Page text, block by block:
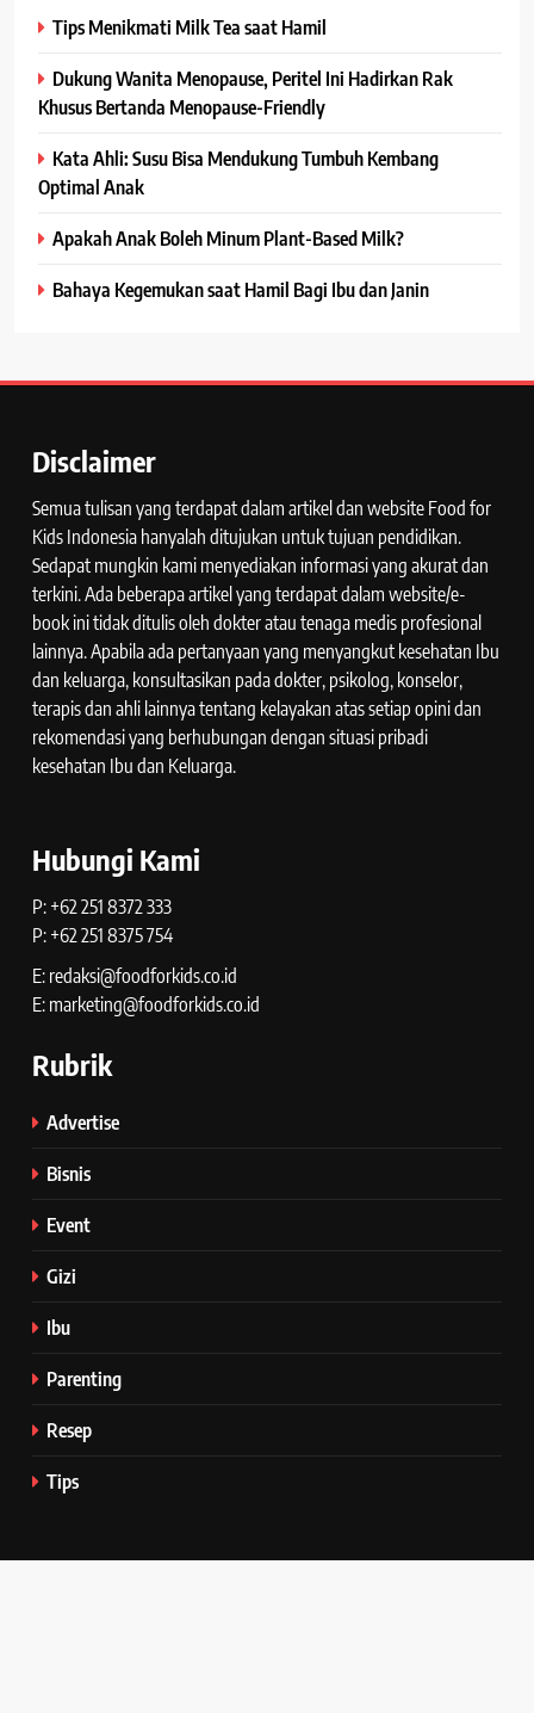
Tips Menikmati Milk Tea saat Hamil
Dukung Wanita Menopause, Peritel Ini Hadirkan Rak
Khusus Bertanda Menopause-Friendly
Kata Ahli: Susu Bisa Mendukung Tumbuh Kembang
Optimal Anak
Apakah Anak Boleh Minum Plant-Based Milk?
Bahaya Kegemukan saat Hamil Bagi Ibu dan Janin
Disclaimer
Semua tulisan yang terdapat dalam artikel dan website Food for
Kids Indonesia hanyalah ditujukan untuk tujuan pendidikan.
Sedapat mungkin kami menyediakan informasi yang akurat dan
terkini. Ada beberapa artikel yang terdapat dalam website/e-
book ini tidak ditulis oleh dokter atau tenaga medis profesional
lainnya. Apabila ada pertanyaan yang menyangkut kesehatan Ibu
dan keluarga, konsultasikan pada dokter, psikolog, konselor,
terapis dan ahli lainnya tentang kelayakan atas setiap opini dan
rekomendasi yang berhubungan dengan situasi pribadi
kesehatan Ibu dan Keluarga.
Hubungi Kami
P: +62 251 8372 333
P: +62 251 8375 754
E: redaksi@foodforkids.co.id
E: marketing@foodforkids.co.id
Rubrik
Advertise
Bisnis
Event
Gizi
Ibu
Parenting
Resep
Tips